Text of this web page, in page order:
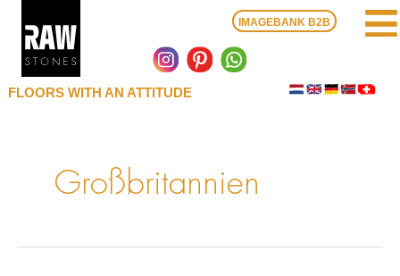
Inhalt
springen
IMAGEBANK B2B
FLOORS WITH AN ATTITUDE
Großbritannien